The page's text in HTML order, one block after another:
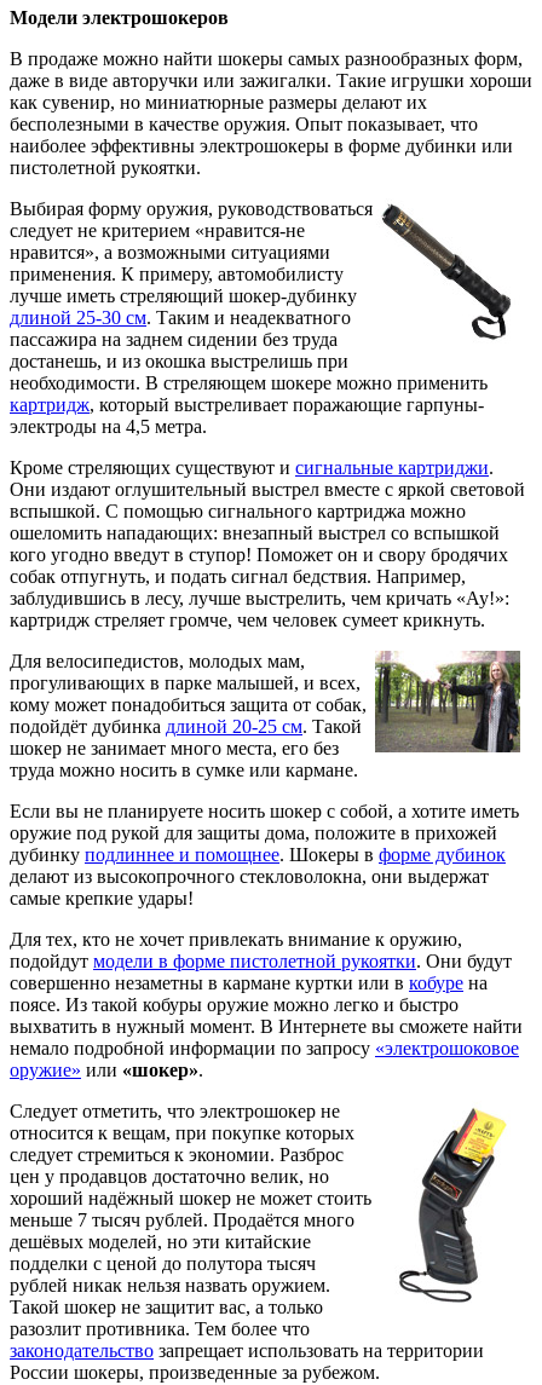
Модели электрошокеров
В продаже можно найти шокеры самых разнообразных форм,
даже в виде авторучки или зажигалки. Такие игрушки хороши
как сувенир, но миниатюрные размеры делают их
бесполезными в качестве оружия. Опыт показывает, что
наиболее эффективны электрошокеры в форме дубинки или
пистолетной рукоятки.
Выбирая форму оружия, руководствоваться
следует не критерием «нравится-не
нравится», а возможными ситуациями
применения. К примеру, автомобилисту
лучше иметь стреляющий шокер-дубинку
длиной 25-30 см. Таким и неадекватного
пассажира на заднем сидении без труда
достанешь, и из окошка выстрелишь при
необходимости. В стреляющем шокере можно применить
картридж, который выстреливает поражающие гарпуны-
электроды на 4,5 метра.
Кроме стреляющих существуют и сигнальные картриджи.
Они издают оглушительный выстрел вместе с яркой световой
вспышкой. С помощью сигнального картриджа можно
ошеломить нападающих: внезапный выстрел со вспышкой
кого угодно введут в ступор! Поможет он и свору бродячих
собак отпугнуть, и подать сигнал бедствия. Например,
заблудившись в лесу, лучше выстрелить, чем кричать «Ау!»:
картридж стреляет громче, чем человек сумеет крикнуть.
Для велосипедистов, молодых мам,
прогуливающих в парке малышей, и всех,
кому может понадобиться защита от собак,
подойдёт дубинка длиной 20-25 см. Такой
шокер не занимает много места, его без
труда можно носить в сумке или кармане.
Если вы не планируете носить шокер с собой, а хотите иметь
оружие под рукой для защиты дома, положите в прихожей
дубинку подлиннее и помощнее. Шокеры в форме дубинок
делают из высокопрочного стекловолокна, они выдержат
самые крепкие удары!
Для тех, кто не хочет привлекать внимание к оружию,
подойдут модели в форме пистолетной рукоятки. Они будут
совершенно незаметны в кармане куртки или в кобуре на
поясе. Из такой кобуры оружие можно легко и быстро
выхватить в нужный момент. В Интернете вы сможете найти
немало подробной информации по запросу «электрошоковое
оружие» или «шокер».
Следует отметить, что электрошокер не
относится к вещам, при покупке которых
следует стремиться к экономии. Разброс
цен у продавцов достаточно велик, но
хороший надёжный шокер не может стоить
меньше 7 тысяч рублей. Продаётся много
дешёвых моделей, но эти китайские
подделки с ценой до полутора тысяч
рублей никак нельзя назвать оружием.
Такой шокер не защитит вас, а только
разозлит противника. Тем более что
законодательство запрещает использовать на территории
России шокеры, произведенные за рубежом.